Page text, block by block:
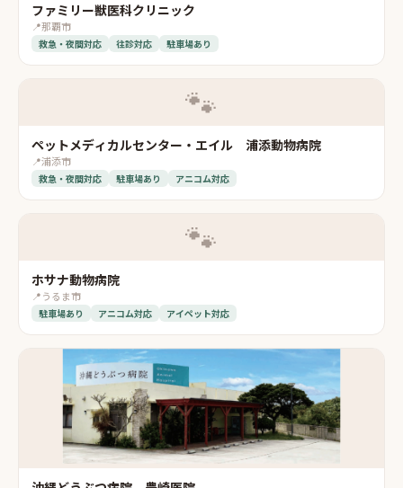
ファミリー獣医科クリニック
📍那覇市
救急・夜間対応 往診対応 駐車場あり
🐾
ペットメディカルセンター・エイル 浦添動物病院
📍浦添市
救急・夜間対応 駐車場あり アニコム対応
🐾
ホサナ動物病院
📍うるま市
駐車場あり アニコム対応 アイペット対応